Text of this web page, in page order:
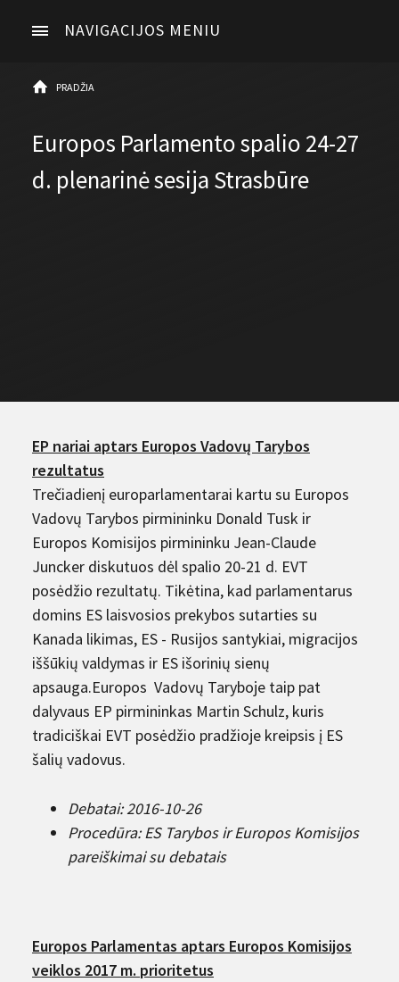
NAVIGACIJOS MENIU
PRADŽIA
Europos Parlamento spalio 24-27
d. plenarinė sesija Strasbūre
EP nariai aptars Europos Vadovų Tarybos
rezultatus
Trečiadienį europarlamentarai kartu su Europos
Vadovų Tarybos pirmininku Donald Tusk ir
Europos Komisijos pirmininku Jean-Claude
Juncker diskutuos dėl spalio 20-21 d. EVT
posėdžio rezultatų. Tikėtina, kad parlamentarus
domins ES laisvosios prekybos sutarties su
Kanada likimas, ES - Rusijos santykiai, migracijos
iššūkių valdymas ir ES išorinių sienų
apsauga.Europos Vadovų Taryboje taip pat
dalyvaus EP pirmininkas Martin Schulz, kuris
tradiciškai EVT posėdžio pradžioje kreipsis į ES
šalių vadovus.
Debatai: 2016-10-26
Procedūra: ES Tarybos ir Europos Komisijos
pareiškimai su debatais
Europos Parlamentas aptars Europos Komisijos
veiklos 2017 m. prioritetus